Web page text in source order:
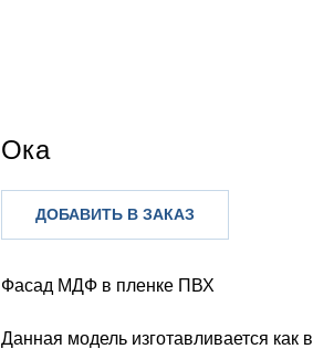
Ока
ДОБАВИТЬ В ЗАКАЗ
Фасад МДФ в пленке ПВХ
Данная модель изготавливается как в